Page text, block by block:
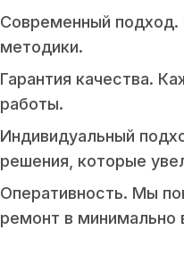
Современный подход.
методики.
Гарантия качества.
работы.
Индивидуальный
решения, которые
Оперативность. Мы
ремонт в минимально